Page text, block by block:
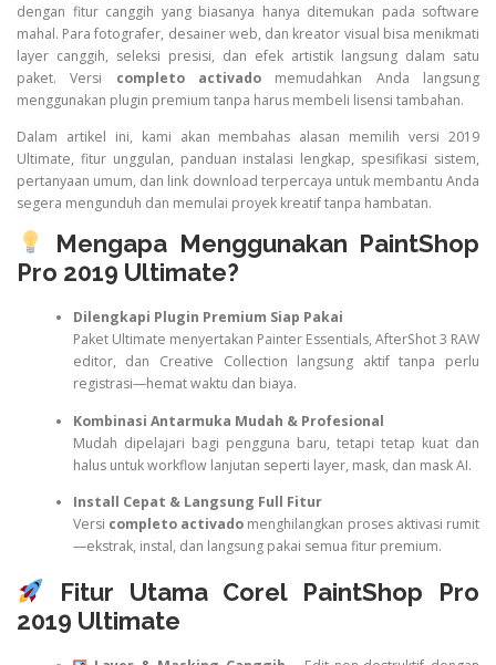
dengan fitur canggih yang biasanya hanya ditemukan pada software
mahal. Para fotografer, desainer web, dan kreator visual bisa menikmati
layer canggih, seleksi presisi, dan efek artistik langsung dalam satu
paket. Versi completo activado memudahkan Anda langsung
menggunakan plugin premium tanpa harus membeli lisensi tambahan.
Dalam artikel ini, kami akan membahas alasan memilih versi 2019
Ultimate, fitur unggulan, panduan instalasi lengkap, spesifikasi sistem,
pertanyaan umum, dan link download terpercaya untuk membantu Anda
segera mengunduh dan memulai proyek kreatif tanpa hambatan.
Mengapa Menggunakan PaintShop
Pro 2019 Ultimate?
Dilengkapi Plugin Premium Siap Pakai
Paket Ultimate menyertakan Painter Essentials, AfterShot 3 RAW
editor, dan Creative Collection langsung aktif tanpa perlu
registrasi—hemat waktu dan biaya.
Kombinasi Antarmuka Mudah & Profesional
Mudah dipelajari bagi pengguna baru, tetapi tetap kuat dan
halus untuk workflow lanjutan seperti layer, mask, dan mask AI.
Install Cepat & Langsung Full Fitur
Versi completo activado menghilangkan proses aktivasi rumit
—ekstrak, instal, dan langsung pakai semua fitur premium.
Fitur Utama Corel PaintShop Pro
2019 Ultimate